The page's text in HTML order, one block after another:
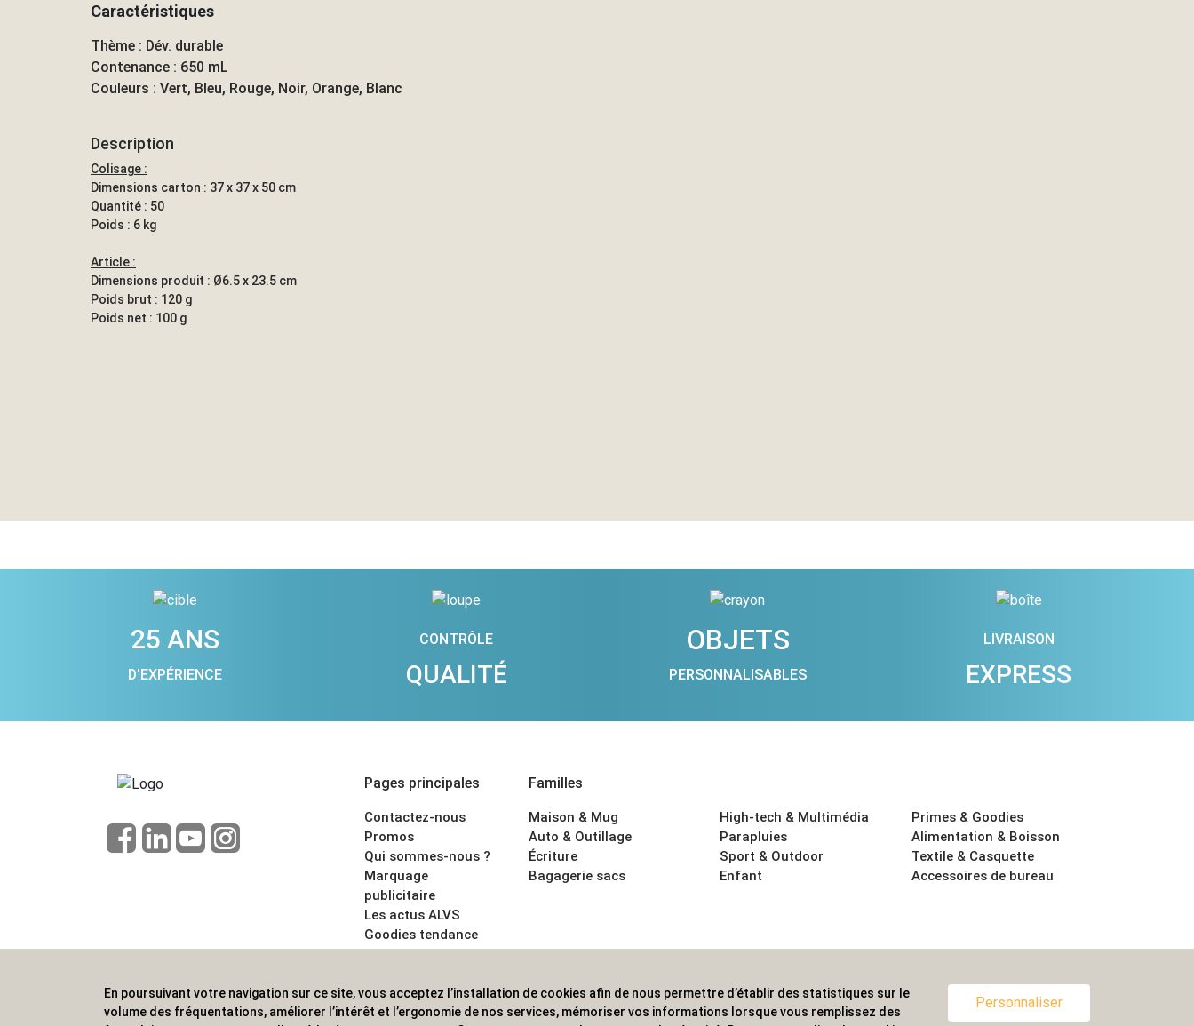
Caractéristiques
Thème : Dév. durable
Contenance : 650 mL
Couleurs : Vert, Bleu, Rouge, Noir, Orange, Blanc
Description
Colisage :
Dimensions carton : 37 x 37 x 50 cm
Quantité : 50
Poids : 6 kg
Article :
Dimensions produit : Ø6.5 x 23.5 cm
Poids brut : 120 g
Poids net : 100 g
25 ANS
D'EXPÉRIENCE
CONTRÔLE
QUALITÉ
OBJETS
PERSONNALISABLES
LIVRAISON
EXPRESS
Pages principales
Contactez-nous
Promos
Qui sommes-nous ?
Marquage
publicitaire
Les actus ALVS
Goodies tendance
CGV
Familles
Maison & Mug
Auto & Outillage
Écriture
Bagagerie sacs
High-tech & Multimédia
Parapluies
Sport & Outdoor
Enfant
Primes & Goodies
Alimentation & Boisson
Textile & Casquette
Accessoires de bureau
ALVS, fournisseur d'objets publicitaires, pour les professionnels. Une implantation nationale, une couverture internationale.
En poursuivant votre navigation sur ce site, vous acceptez l’installation de cookies afin de nous permettre d’établir des statistiques sur le
volume des fréquentations, améliorer l’intérêt et l’ergonomie de nos services, mémoriser vos informations lorsque vous remplissez des
Personnaliser